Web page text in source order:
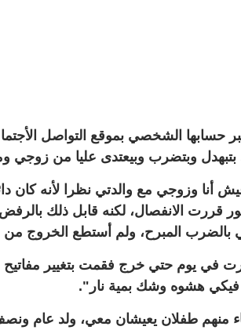
بتبهدل وبتضرب وبيعتدى عليا من
أنا وزوجي مع والدتي نظرا لأنه كان
حوالي 3 شهور قررت الانفصال، لكنه قابل ذلك
بالضرب المبرح، ولم أستطع الخروج
في يوم حتي خرج فقمت بتغيير
فيكي هشوه وشك بمية نار".
"لدي 4 أبناء منهم طفلان يعيشان معي،